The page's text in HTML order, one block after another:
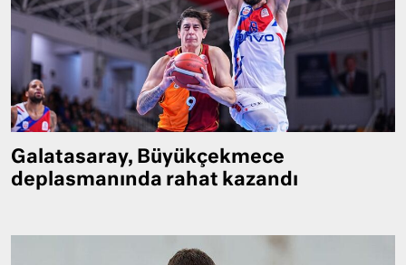
Galatasaray, Büyükçekmece
deplasmanında rahat kazandı